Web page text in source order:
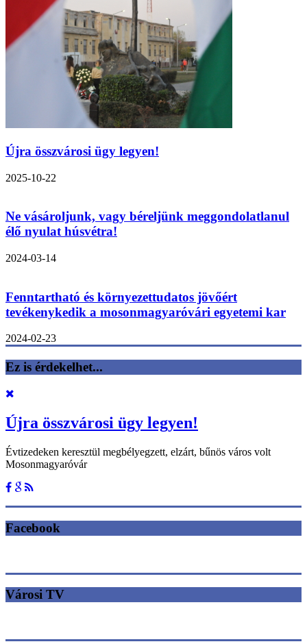
Újra összvárosi ügy legyen!
2025-10-22
Ne vásároljunk, vagy béreljünk meggondolatlanul
élő nyulat húsvétra!
2024-03-14
Fenntartható és környezettudatos jövőért
tevékenykedik a mosonmagyaróvári egyetemi kar
2024-02-23
Ez is érdekelhet...
Újra összvárosi ügy legyen!
Évtizedeken keresztül megbélyegzett, elzárt, bűnös város volt
Mosonmagyaróvár
Facebook
Városi TV